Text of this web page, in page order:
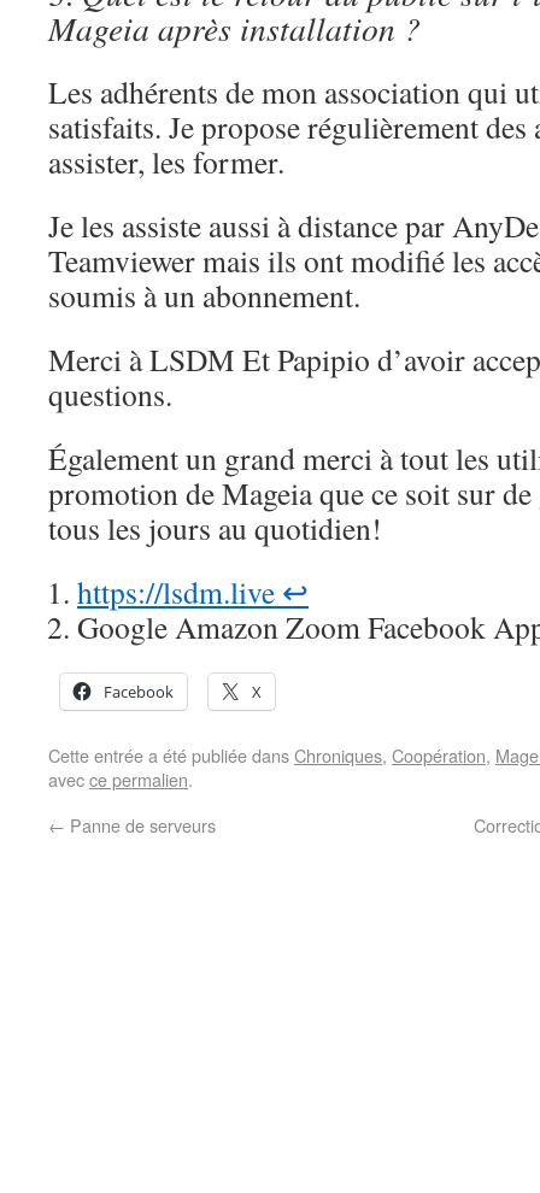
Mageia après installation ?
Les adhérents de mon association qui
satisfaits. Je propose régulièrement
assister, les former.
Je les assiste aussi à distance par
Teamviewer mais ils ont modifié les
soumis à un abonnement.
Merci à LSDM Et Papipio d’avoir
questions.
Également un grand merci à tout les
promotion de Mageia que ce soit sur
tous les jours au quotidien!
https://lsdm.live ↩︎
Google Amazon Zoom Facebook
Facebook X
Cette entrée a été publiée dansChroniques, Coopération,
avecce permalien.
← Panne de serveurs